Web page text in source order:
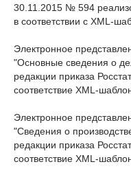
30.11.2015 № 594
в соответствии с XML-
Электронное
"Основные сведения о
редакции приказа
соответствие XML-
Электронное
"Сведения о
редакции приказа
соответствие XML-